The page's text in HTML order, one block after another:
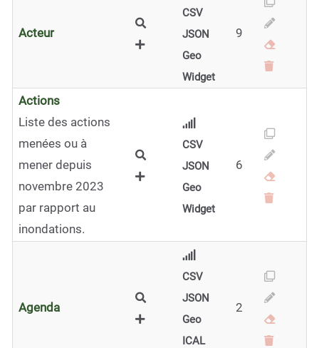
Acteur
CSV
JSON
Geo
Widget
9
Actions
Liste des actions
menées ou à
mener depuis
novembre 2023
par rapport au
inondations.
CSV
JSON
Geo
Widget
6
Agenda
CSV
JSON
Geo
ICAL
2